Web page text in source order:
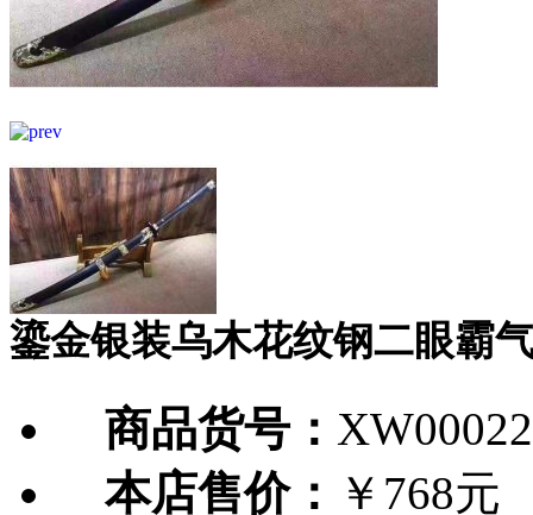
鎏金银装乌木花纹钢二眼霸
商品货号：
本店售价： ￥768元